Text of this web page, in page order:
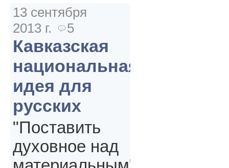
13 сентября
2013 г.
5
Кавказская
национальная
идея для
русских
"Поставить
духовное над